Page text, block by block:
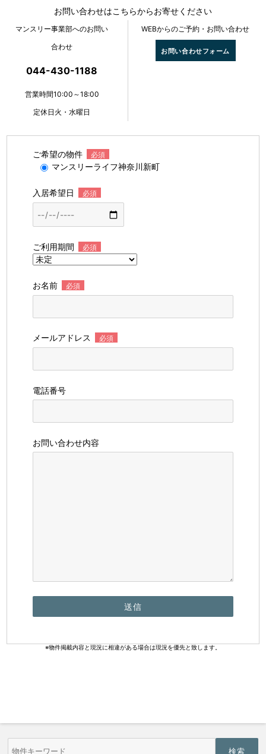
お問い合わせはこちらからお寄せください
マンスリー事業部へのお問い
合わせ
044-430-1188
営業時間10:00～18:00
定休日火・水曜日
WEBからのご予約・お問い合わせ
お問い合わせフォーム
ご希望の物件 必須
マンスリーライフ神奈川新町
入居希望日 必須
ご利用期間 必須
お名前 必須
メールアドレス 必須
電話番号
お問い合わせ内容
※物件掲載内容と現況に相違がある場合は現況を優先と致します。
物
件